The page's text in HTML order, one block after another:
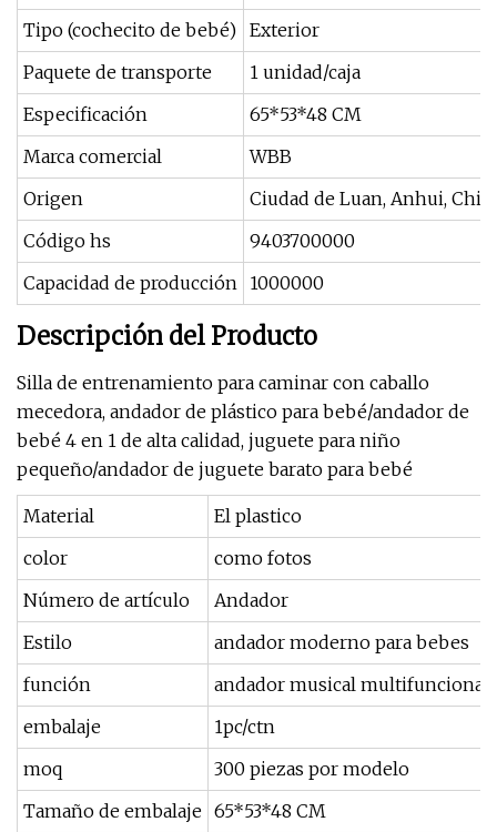
Tipo (cochecito de bebé) Exterior
Paquete de transporte
1 unidad/caja
Especificación
65*53*48 CM
Marca comercial
WBB
Origen
Ciudad de Luan, Anhui,
Código hs
9403700000
Capacidad de producción 1000000
Descripción del Producto
Silla de entrenamiento para caminar con caballo
mecedora, andador de plástico para bebé/andador de
bebé 4 en 1 de alta calidad, juguete para niño
pequeño/andador de juguete barato para bebé
Material
El plastico
color
como fotos
Número de artículo
Andador
Estilo
andador moderno para bebes
función
andador musical multifuncional
embalaje
1pc/ctn
moq
300 piezas por modelo
Tamaño de embalaje 65*53*48 CM